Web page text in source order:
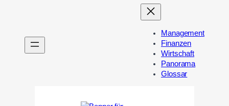
n
Management
Finanzen
Wirtschaft
Panorama
Glossar